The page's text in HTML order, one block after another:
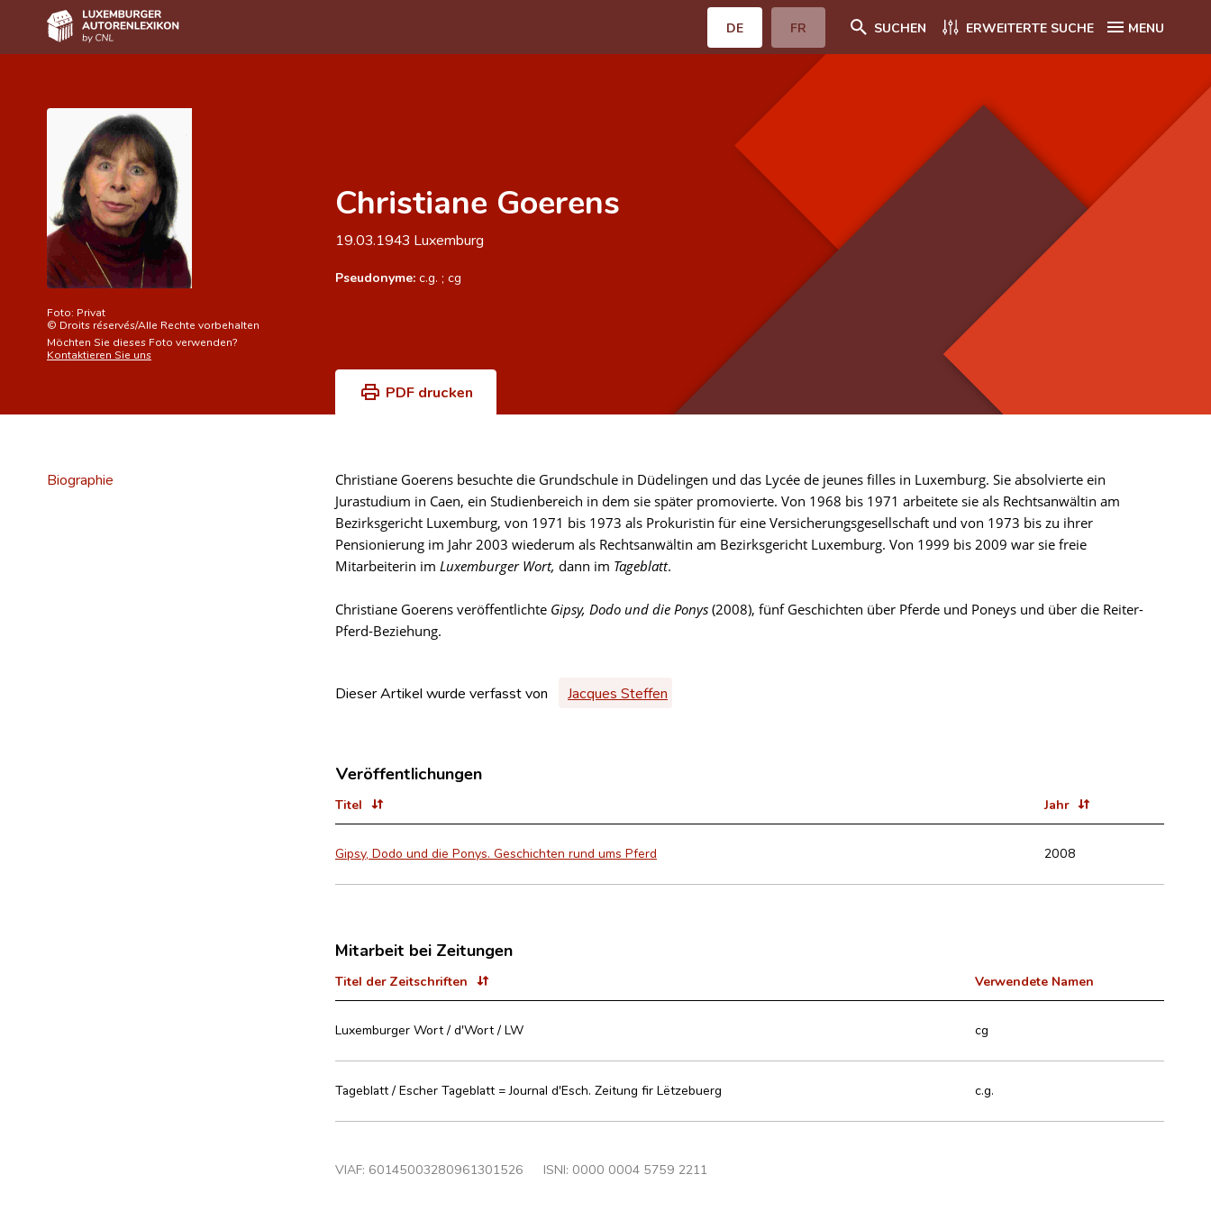
DE FR SUCHEN ERWEITERTE SUCHE MENU
Autor(inn)en A-Z
Erweiterte Suche
Häufige Fragen und Antworten
CNL
Forschungsgruppe
Kontakt
Foto: Privat
© Droits réservés/Alle Rechte vorbehalten
Möchten Sie dieses Foto verwenden?
Kontaktieren Sie uns
Christiane Goerens
19.03.1943 Luxemburg
Pseudonyme: c.g. ; cg
PDF drucken
Biographie
Christiane Goerens besuchte die Grundschule in Düdelingen und das Lycée de jeunes filles in Luxemburg. Sie absolvierte ein
Jurastudium in Caen, ein Studienbereich in dem sie später promovierte. Von 1968 bis 1971 arbeitete sie als Rechtsanwältin am
Bezirksgericht Luxemburg, von 1971 bis 1973 als Prokuristin für eine Versicherungsgesellschaft und von 1973 bis zu ihrer
Pensionierung im Jahr 2003 wiederum als Rechtsanwältin am Bezirksgericht Luxemburg. Von 1999 bis 2009 war sie freie
Mitarbeiterin im Luxemburger Wort, dann im Tageblatt.
Christiane Goerens veröffentlichte Gipsy, Dodo und die Ponys (2008), fünf Geschichten über Pferde und Poneys und über die Reiter-
Pferd-Beziehung.
Dieser Artikel wurde verfasst von Jacques Steffen
Veröffentlichungen
Titel Jahr
Gipsy, Dodo und die Ponys. Geschichten rund ums Pferd 2008
Mitarbeit bei Zeitungen
Titel der Zeitschriften Verwendete Namen
Luxemburger Wort / d'Wort / LW cg
Tageblatt / Escher Tageblatt = Journal d'Esch. Zeitung fir Lëtzebuerg c.g.
VIAF: 60145003280961301526 ISNI: 0000 0004 5759 2211